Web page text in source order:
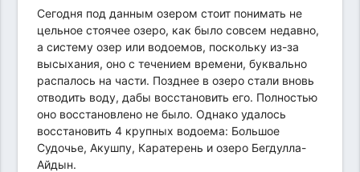
Сегодня под данным озером стоит понимать не
цельное стоячее озеро, как было совсем недавно,
а систему озер или водоемов, поскольку из-за
высыхания, оно с течением времени, буквально
распалось на части. Позднее в озеро стали вновь
отводить воду, дабы восстановить его. Полностью
оно восстановлено не было. Однако удалось
восстановить 4 крупных водоема: Большое
Судочье, Акушпу, Каратерень и озеро Бегдулла-
Айдын.